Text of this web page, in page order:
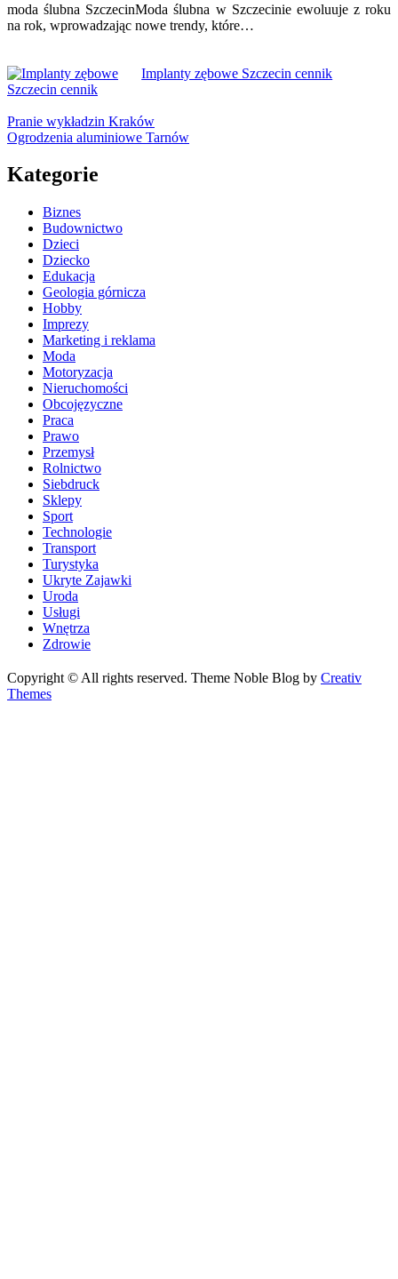
moda ślubna SzczecinModa ślubna w Szczecinie ewoluuje z roku
na rok, wprowadzając nowe trendy, które…
Implanty zębowe Szczecin cennik
Pranie wykładzin Kraków
Ogrodzenia aluminiowe Tarnów
Kategorie
Biznes
Budownictwo
Dzieci
Dziecko
Edukacja
Geologia górnicza
Hobby
Imprezy
Marketing i reklama
Moda
Motoryzacja
Nieruchomości
Obcojęzyczne
Praca
Prawo
Przemysł
Rolnictwo
Siebdruck
Sklepy
Sport
Technologie
Transport
Turystyka
Ukryte Zajawki
Uroda
Usługi
Wnętrza
Zdrowie
Copyright © All rights reserved. Theme Noble Blog by Creativ
Themes